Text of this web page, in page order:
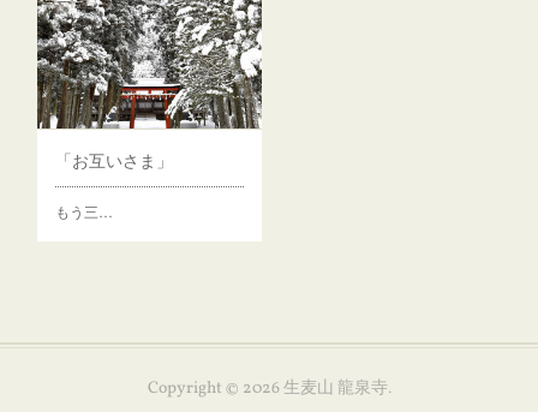
「お互いさま」
もう三…
Copyright © 2026生麦山 龍泉寺.